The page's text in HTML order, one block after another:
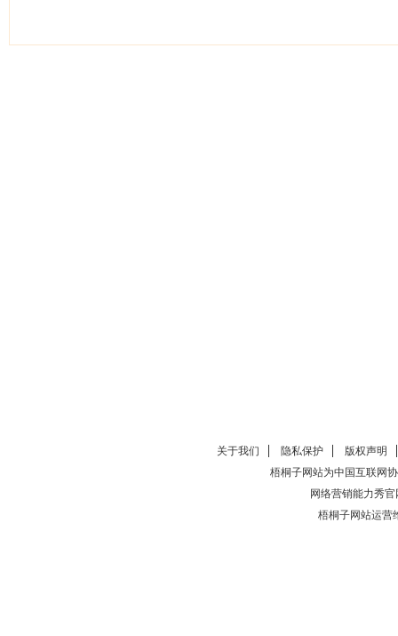
关于我们 隐私保护
版权声明
梧桐子网站为中国互联网
网络营销能力秀官
梧桐子网站运营